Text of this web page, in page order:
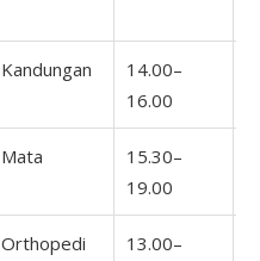
Kandungan
14.00–
16.00
Mata
15.30–
19.00
Orthopedi
13.00–